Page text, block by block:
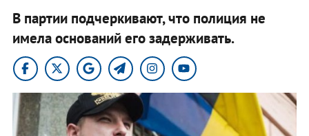
В партии подчеркивают, что полиция не
имела оснований его задерживать.